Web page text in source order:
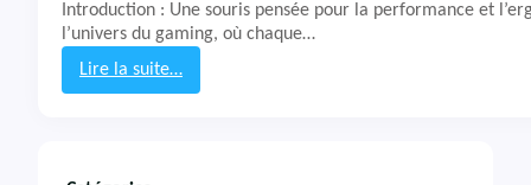
Introduction : Une souris pensée pour la performance et
l’univers du gaming, où chaque…
Lire la suite…
: